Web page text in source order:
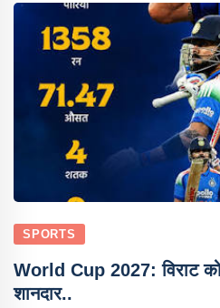
SPORTS
World Cup 2027: विराट
शानदार..